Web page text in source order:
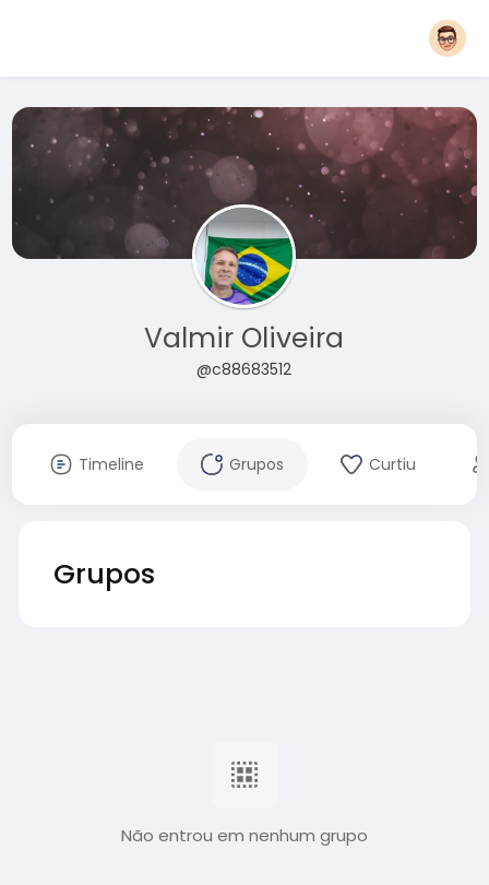
Valmir Oliveira
@c88683512
Timeline Grupos Curtiu
Grupos
Não entrou em nenhum grupo